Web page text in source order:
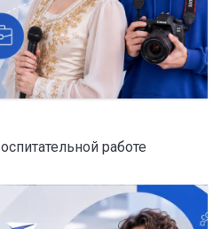
работе